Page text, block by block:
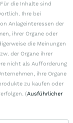
die Inhalte sind
Ihre bei
Anlageinteressen der
ihrer Organe oder
die Meinungen
der Organe ihrer
nicht als Aufforderung
ihre Organe
zu kaufen oder
(Ausführlicher